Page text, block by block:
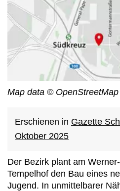
Map data ©
Erschienen in Gazette
Oktober 2025
Der Bezirk plant am
Tempelhof den Bau eines
Jugend. In unmittelbarer